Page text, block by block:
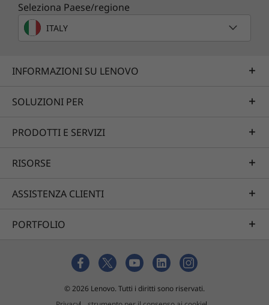
Seleziona Paese/regione
ITALY
INFORMAZIONI SU LENOVO
SOLUZIONI PER
PRODOTTI E SERVIZI
RISORSE
ASSISTENZA CLIENTI
PORTFOLIO
© 2026 Lenovo. Tutti i diritti sono riservati.